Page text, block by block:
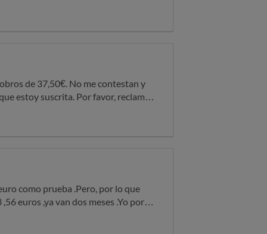
aún teniendo en cuenta que no he
del
por que tampoco tienen una
de 37,50€. No me contestan y
estoy suscrita. Por favor, reclamen
que me han pasado por el
como prueba .Pero, por lo que
euros ,ya van dos meses .Yo por
automático, sin cancelar dicha
Un saludo